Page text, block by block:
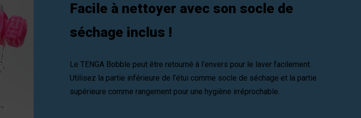
Facile à nettoyer avec son socle de
séchage inclus !
Le TENGA Bobble peut être retourné à l’envers pour le laver facilement.
Utilisez la partie inférieure de l’étui comme socle de séchage et la partie
supérieure comme rangement pour une hygiène irréprochable.